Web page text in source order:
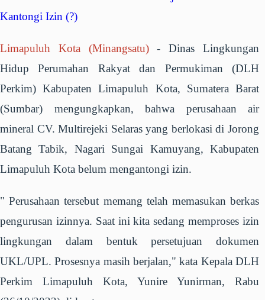
Kantongi Izin (?)
Limapuluh Kota (Minangsatu)
- Dinas Lingkungan
Hidup Perumahan Rakyat dan Permukiman (DLH
Perkim) Kabupaten Limapuluh Kota, Sumatera Barat
(Sumbar) mengungkapkan, bahwa perusahaan air
mineral CV. Multirejeki Selaras yang berlokasi di Jorong
Batang Tabik, Nagari Sungai Kamuyang, Kabupaten
Limapuluh Kota belum mengantongi izin.
" Perusahaan tersebut memang telah memasukan berkas
pengurusan izinnya. Saat ini kita sedang memproses izin
lingkungan dalam bentuk persetujuan dokumen
UKL/UPL. Prosesnya masih berjalan," kata Kepala DLH
Perkim Limapuluh Kota, Yunire Yunirman, Rabu